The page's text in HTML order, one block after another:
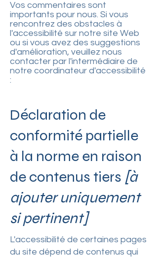
Vos commentaires sont
importants pour nous. Si vous
rencontrez des obstacles à
l'accessibilité sur notre site Web
ou si vous avez des suggestions
d'amélioration, veuillez nous
contacter par l'intermédiaire de
notre coordinateur d'accessibilité
:
Déclaration de
conformité partielle
à la norme en raison
de contenus tiers [à
ajouter uniquement
si pertinent]
L'accessibilité de certaines pages
du site dépend de contenus qui